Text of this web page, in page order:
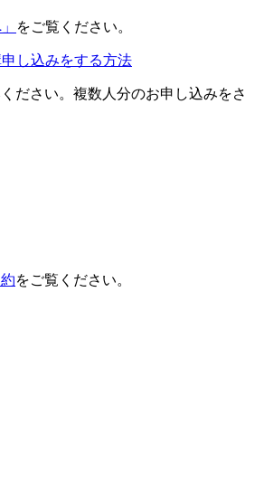
をご覧ください。
し込みをする方法
ださい。複数人分のお申し込みをさ
をご覧ください。